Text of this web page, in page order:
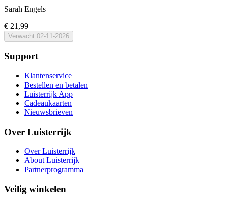
Sarah Engels
€ 21,99
Verwacht 02-11-2026
Support
Klantenservice
Bestellen en betalen
Luisterrijk App
Cadeaukaarten
Nieuwsbrieven
Over Luisterrijk
Over Luisterrijk
About Luisterrijk
Partnerprogramma
Veilig winkelen